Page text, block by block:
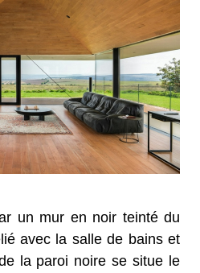
un mur en noir teinté du
avec la salle de bains et
la paroi noire se situe le